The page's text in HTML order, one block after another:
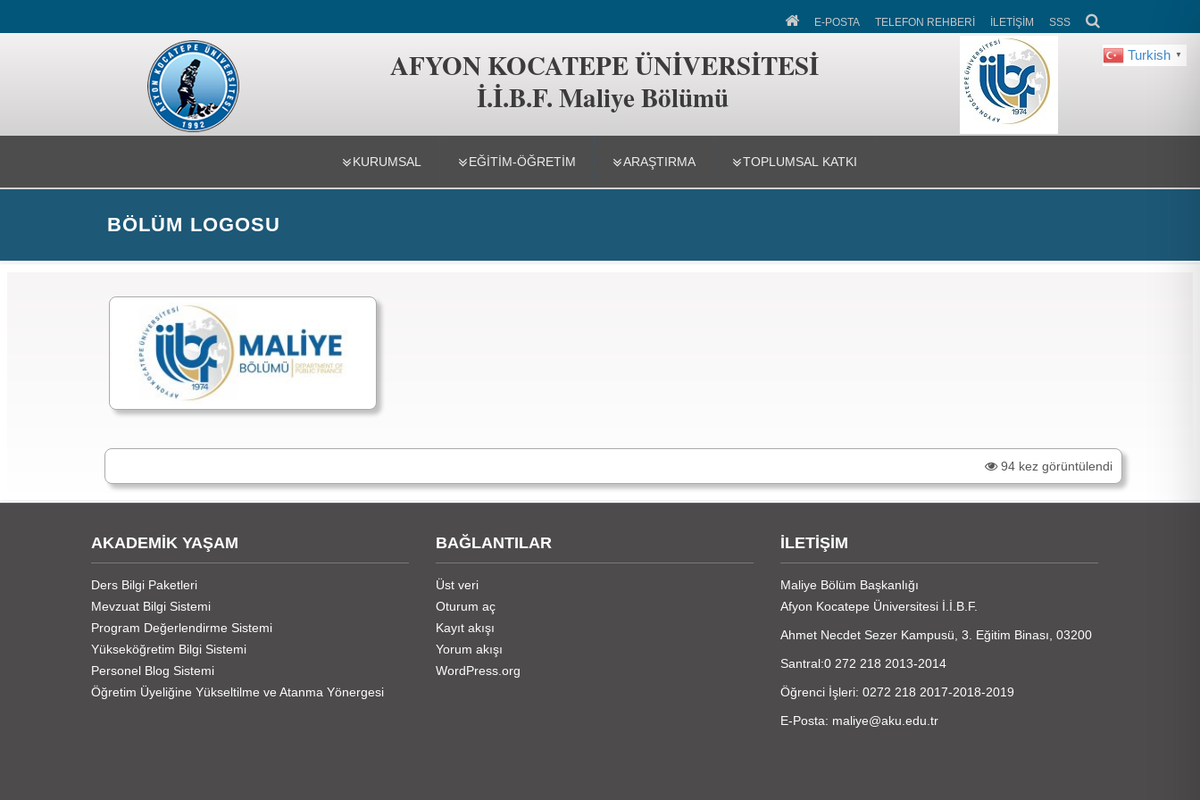
İ.İ.B.F. Maliye Bölümü
Turkish ▼
E-POSTA TELEFON REHBERİ İLETİŞİM SSS
AFYON KOCATEPE ÜNİVERSİTESİ
İ.İ.B.F. Maliye Bölümü
KURUMSAL EĞİTİM-ÖĞRETİM ARAŞTIRMA TOPLUMSAL KATKI
BÖLÜM LOGOSU
94 kez görüntülendi
AKADEMİK YAŞAM
Ders Bilgi Paketleri
Mevzuat Bilgi Sistemi
Program Değerlendirme Sistemi
Yükseköğretim Bilgi Sistemi
Personel Blog Sistemi
Öğretim Üyeliğine Yükseltilme ve Atanma Yönergesi
BAĞLANTILAR
Üst veri
Oturum aç
Kayıt akışı
Yorum akışı
WordPress.org
İLETİŞİM
Maliye Bölüm Başkanlığı
Afyon Kocatepe Üniversitesi İ.İ.B.F.
Ahmet Necdet Sezer Kampusü, 3. Eğitim Binası, 03200
Santral:0 272 218 2013-2014
Öğrenci İşleri: 0272 218 2017-2018-2019
E-Posta: maliye@aku.edu.tr